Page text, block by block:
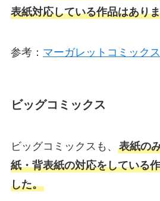
表紙対応している作品はあり
参考： マーガレットコミックス
ビッグコミックス
ビッグコミックスも、 表紙の
紙・背表紙の対応をしている
した。